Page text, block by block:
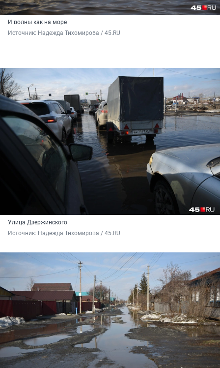
И волны как на море
Источник: Надежда Тихомирова / 45.RU
Улица Дзержинского
Источник: Надежда Тихомирова / 45.RU